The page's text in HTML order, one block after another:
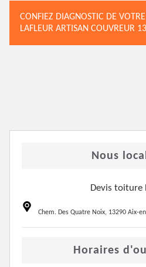
CONFIEZ DIAGNOSTIC DE
LAFLEUR ARTISAN COUVREUR 13
Nous
Devis toiture
Chem. Des Quatre Noix, 13290 Aix-
Horaires